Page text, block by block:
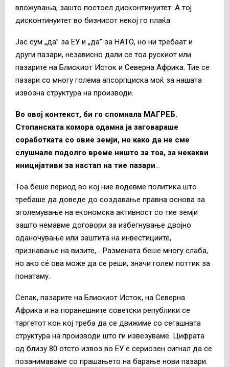
вложувања, зашто постоел дисконтинуитет. А тој
дисконтинуитет во бизнисот некој го плаќа.
Јас сум „да” за ЕУ и „да” за НАТО, но ни требаат и
други пазари, независно дали се тоа рускиот или
пазарите на Блискиот Исток и Северна Африка. Тие се
пазари со многу голема апсорпциска моќ за нашата
извозна структура на производи.
Во овој контекст, би го спомнала МАГРЕБ.
Стопанската комора одамна ја заговараше
соработката со овие земји, но како да не сме
слушнале подолго време ништо за тоа, за некакви
иницијативи за настап на тие пазари…
Тоа беше период во кој ние водевме политика што
требаше да доведе до создавање правна основа за
зголемување на економска активност со тие земји
зашто немавме договори за избегнување двојно
оданочување или заштита на инвестициите,
признавање на визите,… Размената беше многу слаба,
но ако сé ова може да се реши, значи голем поттик за
понатаму.
Сепак, пазарите на Блискиот Исток, на Северна
Африка и на поранешните советски републики се
таргетот кон кој треба да се движиме со сегашната
структура на производи што ги извезуваме. Цифрата
од близу 80 отсто извоз во ЕУ е сериозен сигнал да се
позанимаваме со прашањето на барање нови пазари.